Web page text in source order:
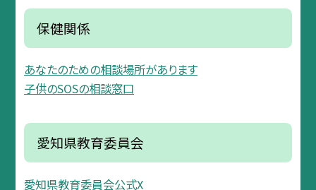
保健関係
あなたのための相談場所があります
子供のSOSの相談窓口
愛知県教育委員会
愛知県教育委員会公式X